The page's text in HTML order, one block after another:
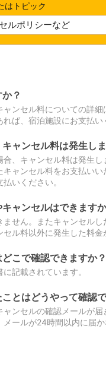
はトピック
？
ンセル料についての詳
ば、宿泊施設にお支払い
ャンセル料は発生し
、キャンセル料は発生
ャンセル料をお支払い
いください。
ャンセルはできます
せん。またキャンセル
ル料以外に発生した料
こで確認できますか？
記載されています。
とはどうやって確認
ンセルの確認メールが
メールが24時間以内に届